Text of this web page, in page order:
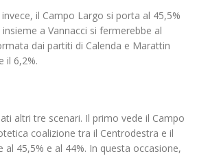
il Campo Largo si porta al 45,5%
a Vannacci si fermerebbe al
dai partiti di Calenda e Marattin
il 6,2%.
altri tre scenari. Il primo vede il Campo
coalizione tra il Centrodestra e il
45,5% e al 44%. In questa occasione,